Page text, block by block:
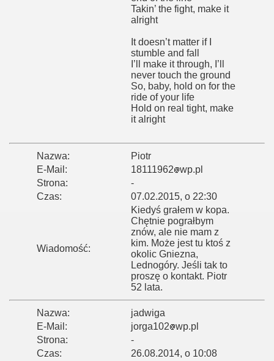
Takin’ the fight, make it
alright
It doesn’t matter if I
stumble and fall
I’ll make it through, I’ll
never touch the ground
So, baby, hold on for the
ride of your life
Hold on real tight, make
it alright
Nazwa:
Piotr
E-Mail:
18111962
wp.pl
Strona:
-
Czas:
07.02.2015, o 22:30
Wiadomość:
Kiedyś grałem w kopa.
Chętnie pograłbym
znów, ale nie mam z
kim. Może jest tu ktoś z
okolic Gniezna,
Lednogóry. Jeśli tak to
proszę o kontakt. Piotr
52 lata.
Nazwa:
jadwiga
E-Mail:
jorga102
wp.pl
Strona:
-
Czas:
26.08.2014, o 10:08